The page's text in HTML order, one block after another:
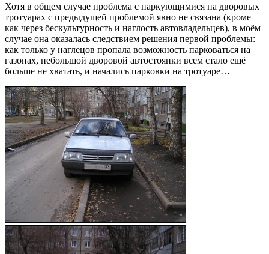
Хотя в общем случае проблема с паркующимися на дворовых
тротуарах с предыдущей проблемой явно не связана (кроме
как через бескультурность и наглость автовладельцев), в моём
случае она оказалась следствием решения первой проблемы:
как только у наглецов пропала возможность парковаться на
газонах, небольшой дворовой автостоянки всем стало ещё
больше не хватать, и начались парковки на тротуаре…